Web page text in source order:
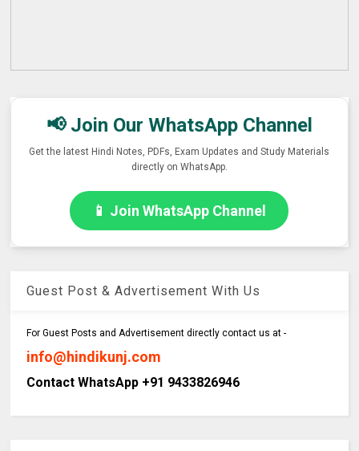
📢 Join Our WhatsApp Channel
Get the latest Hindi Notes, PDFs, Exam Updates and Study Materials
directly on WhatsApp.
📱 Join WhatsApp Channel
Guest Post & Advertisement With Us
For Guest Posts and Advertisement directly contact us at -
info@hindikunj.com
Contact WhatsApp +91 9433826946